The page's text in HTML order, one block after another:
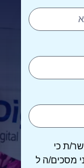
ת כי
מסכים/ה ל